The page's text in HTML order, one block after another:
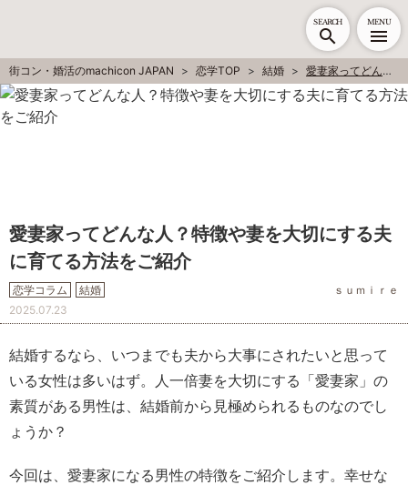
SEARCH MENU
街コン・婚活のmachicon JAPAN 恋学TOP 結婚 愛妻家ってどんな人？特徴や妻を大切にする夫に育てる方法をご紹介
愛妻家ってどんな人？特徴や妻を大切にする夫
に育てる方法をご紹介
恋学コラム 結婚
ｓｕｍｉｒｅ
2025.07.23
結婚するなら、いつまでも夫から大事にされたいと思って
いる女性は多いはず。人一倍妻を大切にする「愛妻家」の
素質がある男性は、結婚前から見極められるものなのでし
ょうか？
今回は、愛妻家になる男性の特徴をご紹介します。幸せな